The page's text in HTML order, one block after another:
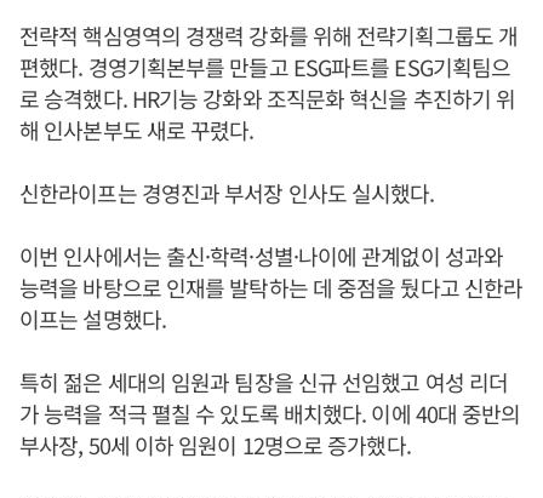
전략적 핵심영역의 경쟁력 강화를 위해 전략기획그룹도 개
편했다. 경영기획본부를 만들고 ESG파트를 ESG기획팀으
로 승격했다. HR기능 강화와 조직문화 혁신을 추진하기 위
해 인사본부도 새로 꾸렸다.
신한라이프는 경영진과 부서장 인사도 실시했다.
이번 인사에서는 출신·학력·성별·나이에 관계없이 성과와
능력을 바탕으로 인재를 발탁하는 데 중점을 뒀다고 신한라
이프는 설명했다.
특히 젊은 세대의 임원과 팀장을 신규 선임했고 여성 리더
가 능력을 적극 펼칠 수 있도록 배치했다. 이에 40대 중반의
부사장, 50세 이하 임원이 12명으로 증가했다.